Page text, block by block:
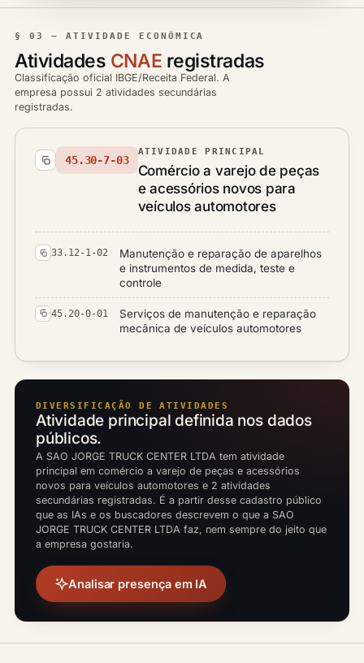
§ 03 — ATIVIDADE ECONÔMICA
Atividades CNAE registradas
Classificação oficial IBGE/Receita Federal. A
empresa possui 2 atividades secundárias
registradas.
45.30-7-03
ATIVIDADE PRINCIPAL
Comércio a varejo de peças
e acessórios novos para
veículos automotores
33.12-1-02
Manutenção e reparação de aparelhos
e instrumentos de medida, teste e
controle
45.20-0-01
Serviços de manutenção e reparação
mecânica de veículos automotores
DIVERSIFICAÇÃO DE ATIVIDADES
Atividade principal definida nos dados
públicos.
A SAO JORGE TRUCK CENTER LTDA tem atividade
principal em comércio a varejo de peças e acessórios
novos para veículos automotores e 2 atividades
secundárias registradas. É a partir desse cadastro público
que as IAs e os buscadores descrevem o que a SAO
JORGE TRUCK CENTER LTDA faz, nem sempre do jeito que
a empresa gostaria.
Analisar presença em IA